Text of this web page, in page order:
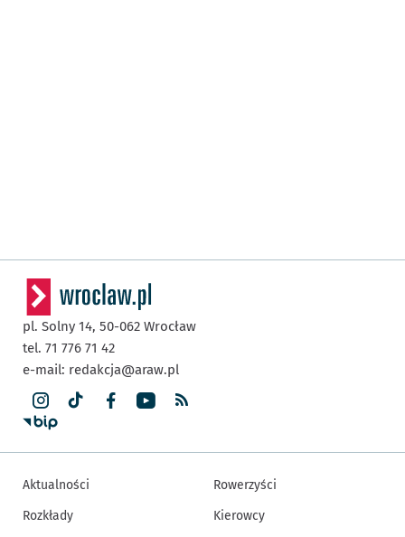
pl. Solny 14, 50-062 Wrocław
tel. 71 776 71 42
e-mail: redakcja@araw.pl
Aktualności
Rozkłady
Rowerzyści
Kierowcy